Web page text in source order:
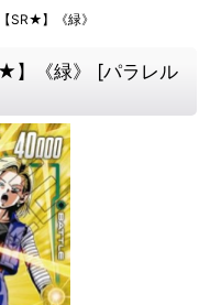
SR★】《緑》
】《緑》 [パラレル